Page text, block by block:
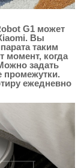
G1 может
Вы
таким
момент, когда
задать
промежутки.
ежедневно